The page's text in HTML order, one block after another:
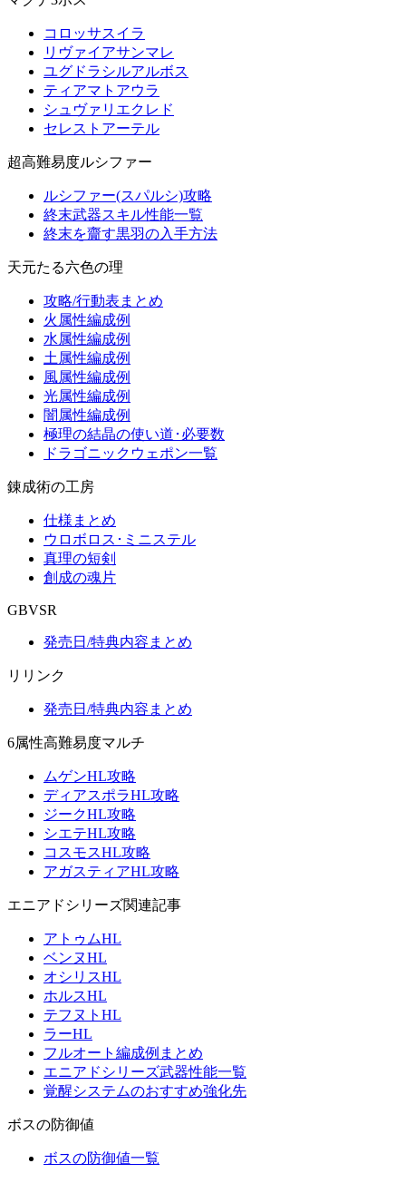
コロッサスイラ
リヴァイアサンマレ
ユグドラシルアルボス
ティアマトアウラ
シュヴァリエクレド
セレストアーテル
超高難易度ルシファー
ルシファー(スパルシ)攻略
終末武器スキル性能一覧
終末を齎す黒羽の入手方法
天元たる六色の理
攻略/行動表まとめ
火属性編成例
水属性編成例
土属性編成例
風属性編成例
光属性編成例
闇属性編成例
極理の結晶の使い道･必要数
ドラゴニックウェポン一覧
錬成術の工房
仕様まとめ
ウロボロス･ミニステル
真理の短剣
創成の魂片
GBVSR
発売日/特典内容まとめ
リリンク
発売日/特典内容まとめ
6属性高難易度マルチ
ムゲンHL攻略
ディアスポラHL攻略
ジークHL攻略
シエテHL攻略
コスモスHL攻略
アガスティアHL攻略
エニアドシリーズ関連記事
アトゥムHL
ベンヌHL
オシリスHL
ホルスHL
テフヌトHL
ラーHL
フルオート編成例まとめ
エニアドシリーズ武器性能一覧
覚醒システムのおすすめ強化先
ボスの防御値
ボスの防御値一覧